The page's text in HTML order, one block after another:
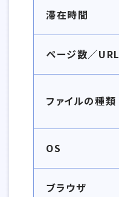
滞在時間
ページ数／URL
ファイルの種類
OS
ブラウザ